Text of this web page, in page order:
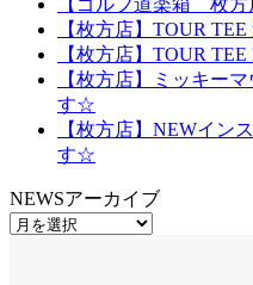
【ゴルフ道楽箱 枚方
【枚方店】TOUR
【枚方店】TOUR
【枚方店】ミッキー
す☆
【枚方店】NEWイン
す☆
NEWSアーカイブ
NEWS